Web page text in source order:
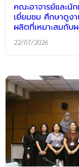
คณะอาจารย์และนั
เยี่ยมชม ศึกษาดูงา
ผลิตที่เหมาะสมกั
22/07/2026